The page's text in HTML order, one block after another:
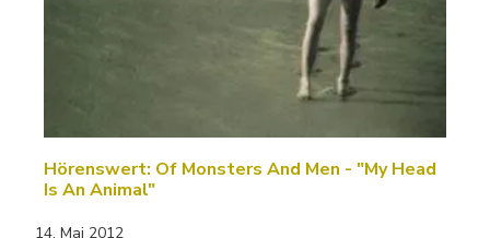
Hörenswert: Of Monsters And Men - "My Head
Is An Animal"
14. Mai 2012